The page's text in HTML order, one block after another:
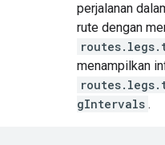
perjalanan
rute dengan
menampilkan
gIntervals .